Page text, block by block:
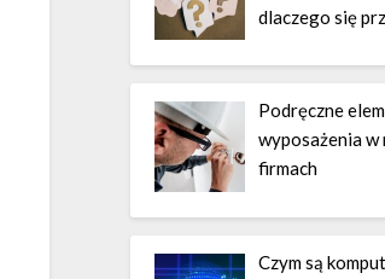
dlaczego się
Podręczne
wyposażenia w
firmach
Czym są